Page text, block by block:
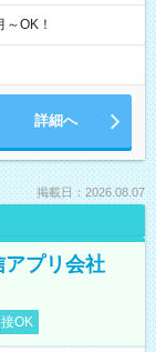
OK！
詳細へ
掲載日：2026.08.07
プリ会社
OK